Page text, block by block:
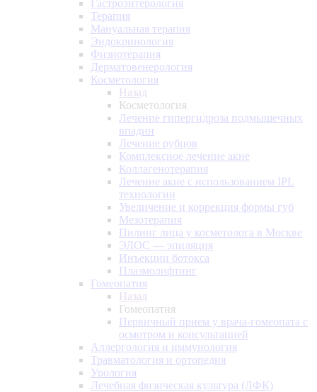
Гастроэнтерология
Терапия
Мануальная терапия
Эндокринология
Физиотерапия
Дерматовенерология
Косметология
Назад
Косметология
Лечение гипергидроза подмышечных
впадин
Лечение рубцов
Комплексное лечение акне
Коллагенотерапия
Лечение акне с использованием IPL
технологии
Увеличение и коррекция формы губ
Мезотерапия
Пилинг лица у косметолога в Москве
ЭЛОС — эпиляция
Инъекции ботокса
Плазмолифтинг
Гомеопатия
Назад
Гомеопатия
Первичный прием у врача-гомеопата с
осмотром и консультацией
Аллергология и иммунология
Травматология и ортопедия
Урология
Лечебная физическая культура (ЛФК)